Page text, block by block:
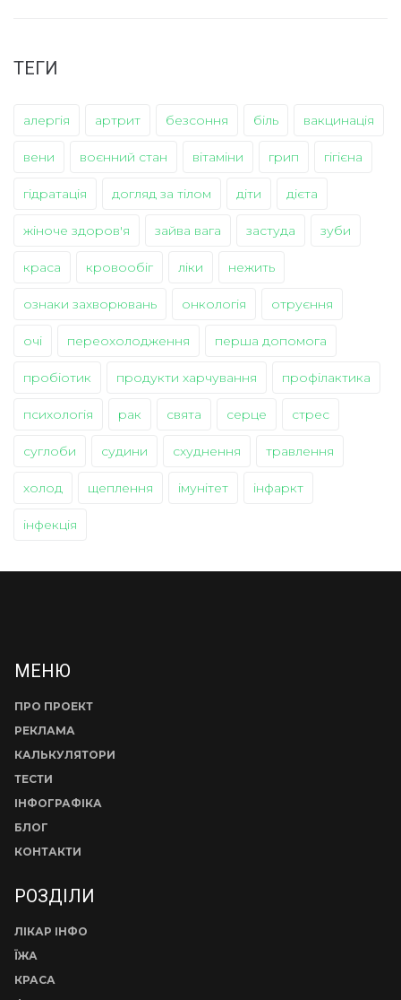
ТЕГИ
алергія артрит безсоння біль вакцинація
вени воєнний стан вітаміни грип гігієна
гідратація догляд за тілом діти дієта
жіноче здоров'я зайва вага застуда зуби
краса кровообіг ліки нежить
ознаки захворювань онкологія отруєння
очі переохолодження перша допомога
пробіотик продукти харчування профілактика
психологія рак свята серце стрес
суглоби судини схуднення травлення
холод щеплення імунітет інфаркт
інфекція
МЕНЮ
ПРО ПРОЕКТ
РЕКЛАМА
КАЛЬКУЛЯТОРИ
ТЕСТИ
ІНФОГРАФІКА
БЛОГ
КОНТАКТИ
РОЗДІЛИ
ЛІКАР ІНФО
ЇЖА
КРАСА